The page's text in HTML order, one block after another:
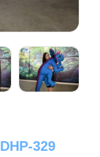
DHP-329